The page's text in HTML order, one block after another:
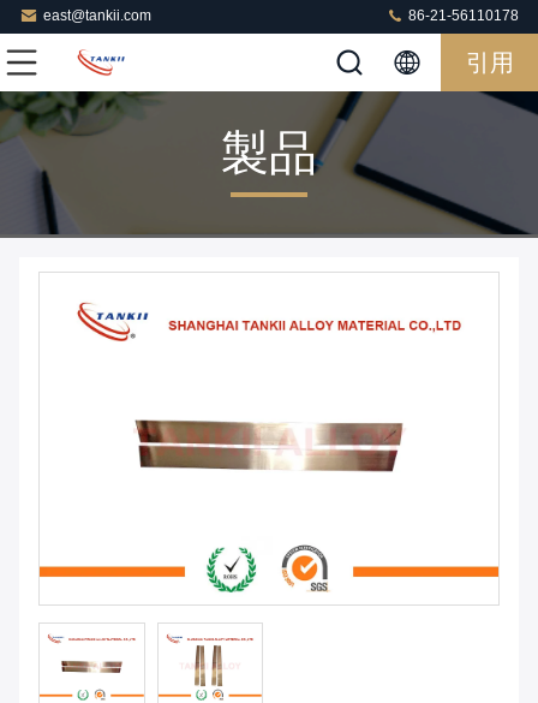
east@tankii.com 86-21-56110178
引用
製品